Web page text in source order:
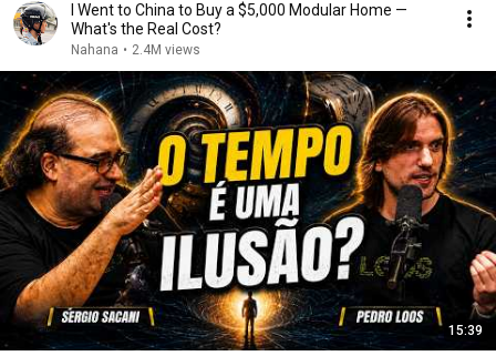
I Went to China to Buy a $5,000 Modular Home —
What's the Real Cost?
Nahana • 2.4M views
15:39